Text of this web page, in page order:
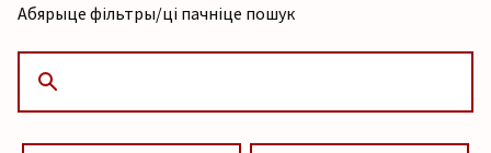
Абярыце фільтры/ці пачніце пошук